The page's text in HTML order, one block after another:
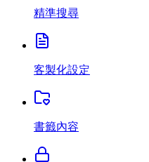
精準搜尋
客製化設定
書籤內容